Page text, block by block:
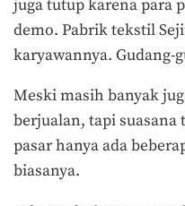
juga tutup karena para
demo. Pabrik tekstil
karyawannya. Gudang-
Meski masih banyak
berjualan, tapi
pasar hanya ada
biasanya.